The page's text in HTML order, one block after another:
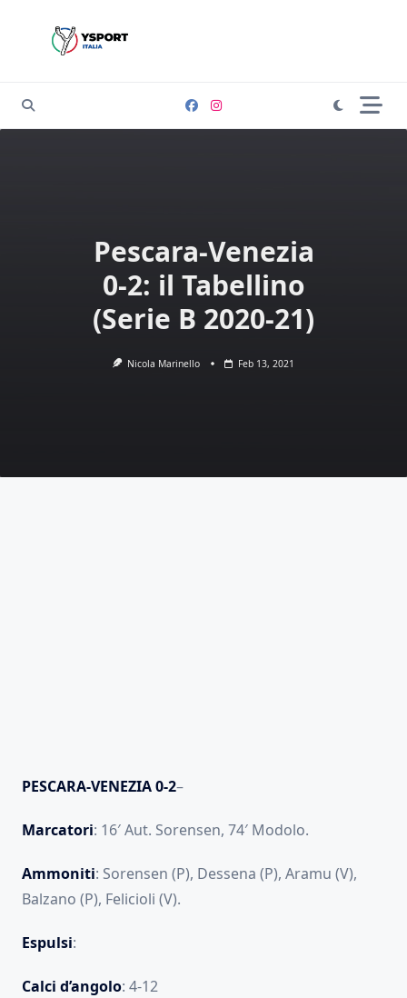
Pescara-Venezia
0-2: il Tabellino
(Serie B 2020-21)
Nicola Marinello Feb 13, 2021
PESCARA-VENEZIA 0-2–
Marcatori: 16′ Aut. Sorensen, 74′ Modolo.
Ammoniti: Sorensen (P), Dessena (P), Aramu (V),
Balzano (P), Felicioli (V).
Espulsi:
Calci d’angolo: 4-12